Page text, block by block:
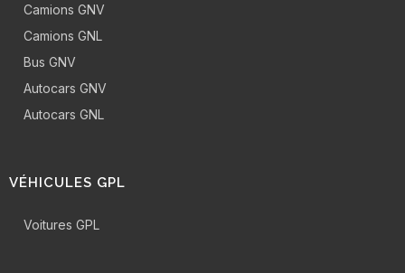
Camions GNV
Camions GNL
Bus GNV
Autocars GNV
Autocars GNL
VÉHICULES GPL
Voitures GPL